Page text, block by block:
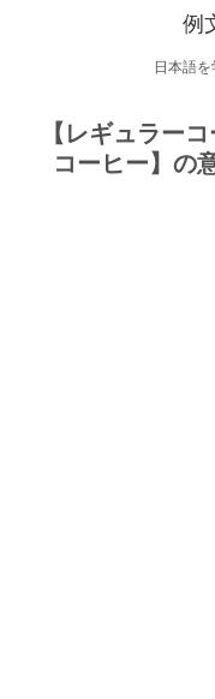
例
日本語を
【レギュラー
コーヒー】の